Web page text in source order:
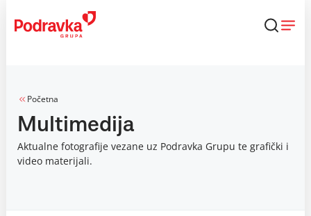
content
Početna
Multimedija
Aktualne fotografije vezane uz Podravka Grupu te grafički i
video materijali.